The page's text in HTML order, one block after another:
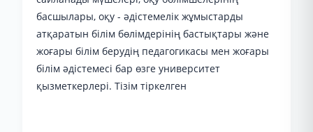
басшылары, оқу - әдістемелік жұмыстарды
атқаратын білім бөлімдерінің бастықтары және
жоғары білім берудің педагогикасы мен жоғары
білім әдістемесі бар өзге университет
қызметкерлері. Тізім тіркелген